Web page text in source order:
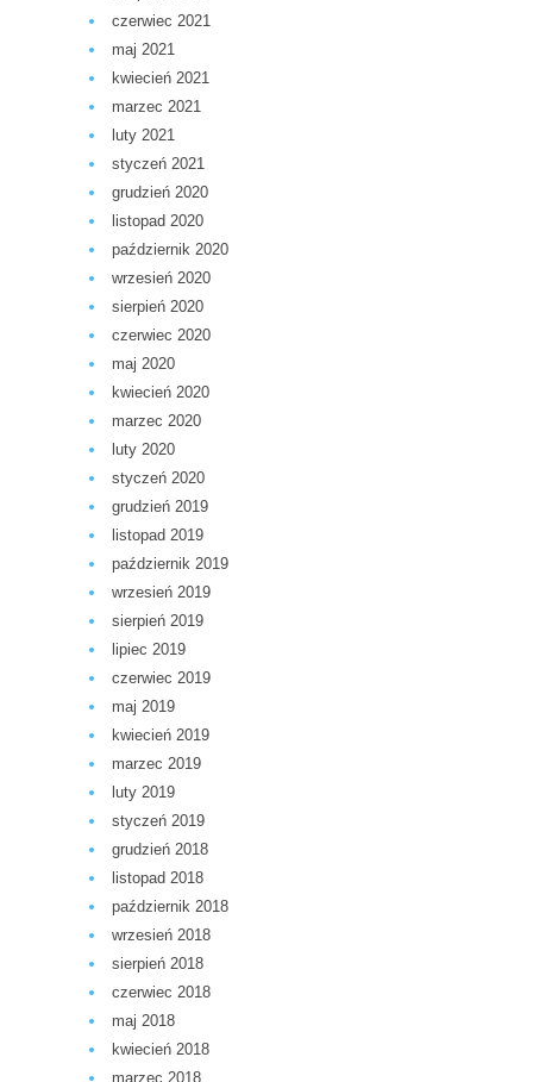
czerwiec 2021
maj 2021
kwiecień 2021
marzec 2021
luty 2021
styczeń 2021
grudzień 2020
listopad 2020
październik 2020
wrzesień 2020
sierpień 2020
czerwiec 2020
maj 2020
kwiecień 2020
marzec 2020
luty 2020
styczeń 2020
grudzień 2019
listopad 2019
październik 2019
wrzesień 2019
sierpień 2019
lipiec 2019
czerwiec 2019
maj 2019
kwiecień 2019
marzec 2019
luty 2019
styczeń 2019
grudzień 2018
listopad 2018
październik 2018
wrzesień 2018
sierpień 2018
czerwiec 2018
maj 2018
kwiecień 2018
marzec 2018